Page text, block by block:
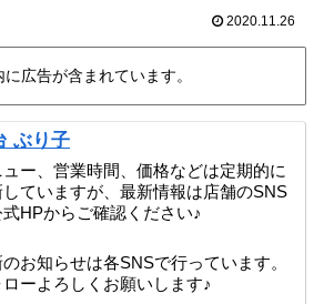
2020.11.26
に広告が含まれています。
ぶり子
ュー、営業時間、価格などは定期的に
ていますが、最新情報は店舗のSNS
HPからご確認ください♪
お知らせは各SNSで行っています。
ローよろしくお願いします♪